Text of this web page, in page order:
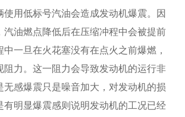
使用低标号汽油会造成发动机爆震。因
汽油燃点降低后在压缩冲程中会被提前
中一旦在火花塞没有在点火之前爆燃，
阻力。这一阻力会导致发动机的运行非
无感爆震只是噪音加大，对发动机的损
有明显爆震感则说明发动机的工况已经